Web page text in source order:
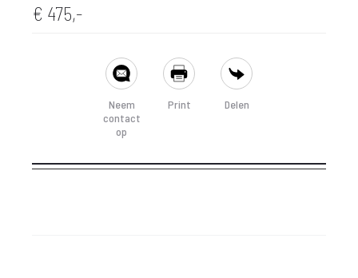
€ 475,-
Neem
contact
op
Print Delen